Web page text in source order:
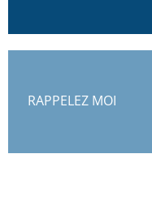
RAPPELEZ MOI